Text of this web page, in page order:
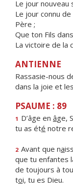
Le jour nouveau
Le jour connu
Père ;
Que ton Fils
La victoire de la
ANTIENNE
Rassasie-nous
dans la joie et
PSAUME : 89
1 D’âge en âge,
tu as été notre
2 Avant que na
que tu enfantes
de toujours à
toi, tu es Dieu.